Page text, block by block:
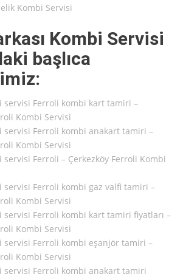
Kombi Servisi
Kombi Servisi
başlıca
servisi Ferroli kombi kart tamiri –
Kombi Servisi
servisi Ferroli kombi anakart tamiri –
Kombi Servisi
Ferroli – Çerkezköy Ferroli Kombi
servisi Ferroli kombi gaz valfi tamiri –
Kombi Servisi
servisi Ferroli kombi kart tamiri fiyatları –
Kombi Servisi
servisi Ferroli kombi eşanjör tamiri –
Kombi Servisi
servisi Ferroli kombi anakart tamiri